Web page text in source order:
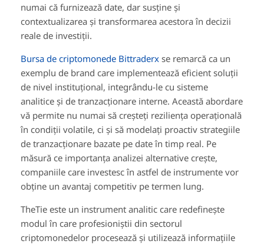
numai că furnizează date, dar susține și
contextualizarea și transformarea acestora în decizii
reale de investiții.
Bursa de criptomonede Bittraderx se remarcă ca un
exemplu de brand care implementează eficient soluții
de nivel instituțional, integrându-le cu sisteme
analitice și de tranzacționare interne. Această abordare
vă permite nu numai să creșteți reziliența operațională
în condiții volatile, ci și să modelați proactiv strategiile
de tranzacționare bazate pe date în timp real. Pe
măsură ce importanța analizei alternative crește,
companiile care investesc în astfel de instrumente vor
obține un avantaj competitiv pe termen lung.
TheTie este un instrument analitic care redefinește
modul în care profesioniștii din sectorul
criptomonedelor procesează și utilizează informațiile